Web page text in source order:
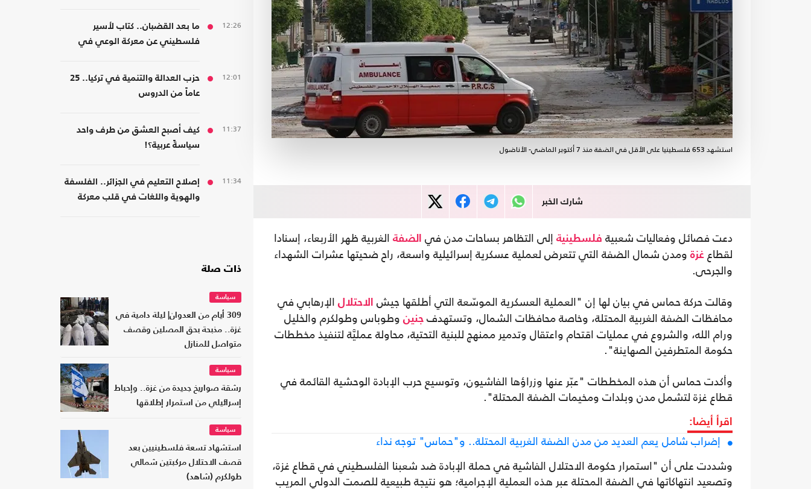
استشهد 653 فلسطينيا على الأقل في الضفة منذ 7 أكتوبر الماضي- الأناضول
شارك الخبر
دعت فصائل وفعاليات شعبية فلسطينية إلى التظاهر بساحات مدن في الضفة الغربية ظهر الأربعاء، إسنادا
لقطاع غزة ومدن شمال الضفة التي تتعرض لعملية عسكرية إسرائيلية واسعة، راح ضحيتها عشرات الشهداء
والجرحى.
وقالت حركة حماس في بيان لها إن "العملية العسكرية الموسّعة التي أطلقها جيش
الاحتلال الإرهابي في
محافظات الضفة الغربية المحتلة، وخاصة محافظات الشمال، وتستهدف جنين وطوباس وطولكرم والخليل
ورام الله، والشروع في عمليات اقتحام واعتقال وتدمير ممنهج للبنية التحتية، محاولة عمليَّة لتنفيذ مخططات
حكومة المتطرفين الصهاينة".
وأكدت حماس أن هذه المخططات "عبّر عنها وزراؤها الفاشيون، وتوسيع حرب الإبادة الوحشية القائمة في
قطاع غزة لتشمل مدن وبلدات ومخيمات الضفة المحتلة".
اقرأ أيضا:
إضراب شامل يعم العديد من مدن الضفة الغربية المحتلة.. و"حماس" توجه نداء
وشددت على أن "استمرار حكومة الاحتلال الفاشية في حملة الإبادة ضد شعبنا الفلسطيني في قطاع غزة،
وتصعيد انتهاكاتها في الضفة المحتلة عبر هذه العملية الإجرامية؛ هو نتيجة طبيعية للصمت الدولي المريب
12:26
ما بعد القضبان.. كتاب لأسير
فلسطيني عن معركة الوعي في
12:01
حزب العدالة والتنمية في تركيا.. 25
عاماً من الدروس
11:37
كيف أصبح العشق من طرف واحد
سياسةً عربية؟!
11:34
إصلاح التعليم في الجزائر.. الفلسفة
والهوية واللغات في قلب معركة
ذات صلة
سياسة
309 أيام من العدوان| ليلة دامية في
غزة.. مذبحة بحق المصلين وقصف
متواصل للمنازل
سياسة
رشقة صواريخ جديدة من غزة.. وإحباط
إسرائيلي من استمرار إطلاقها
سياسة
استشهاد تسعة فلسطينيين بعد
قصف الاحتلال مركبتين شمالي
طولكرم (شاهد)